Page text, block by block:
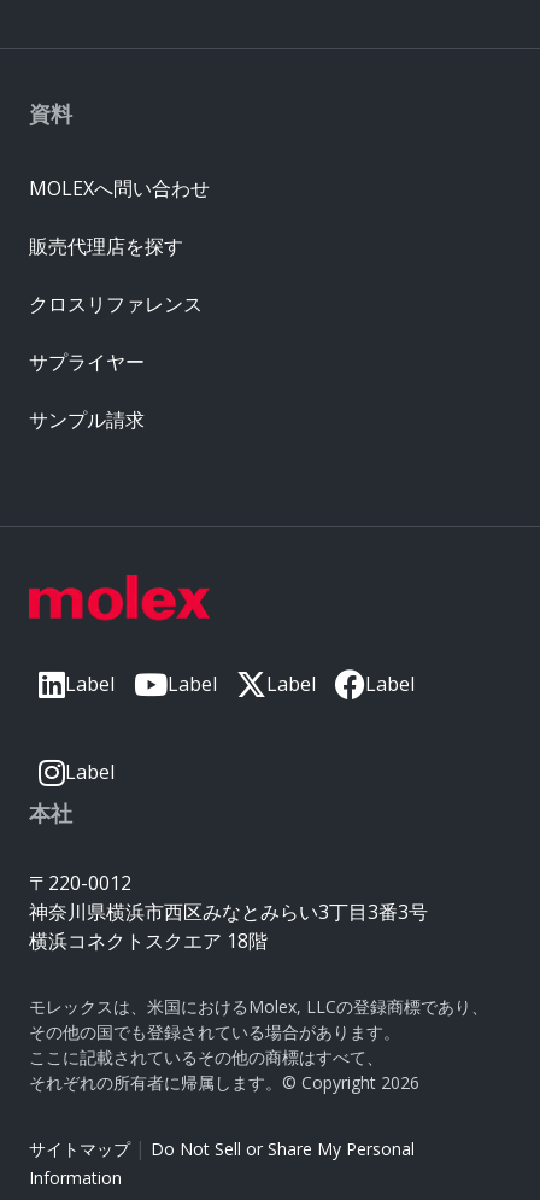
Label Label Label Label
Label
本社
〒220-0012
神奈川県横浜市西区みなとみらい3丁目3番3号
横浜コネクトスクエア 18階
モレックスは、米国におけるMolex, LLCの登録商標であり、
その他の国でも登録されている場合があります。
ここに記載されているその他の商標はすべて、
それぞれの所有者に帰属します。© Copyright 2026
サイトマップ| Do Not Sell or Share My Personal
Information
資料
MOLEXへ問い合わせ
販売代理店を探す
クロスリファレンス
サプライヤー
サンプル請求